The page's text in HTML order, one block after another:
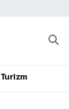
Turizm